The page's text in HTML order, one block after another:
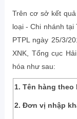
Trên cơ sở kết
loại - Chi nhánh tại
PTPL ngày 25/3/
XNK, Tổng cục
hóa như sau:
1. Tên hàng theo
2. Đơn vị nhập